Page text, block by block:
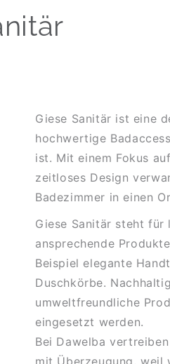
Giese Sanitär ist eine
hochwertige
ist. Mit einem Fokus
zeitloses Design
Badezimmer in einen
Giese Sanitär steht für
ansprechende
Beispiel elegante
Duschkörbe.
umweltfreundliche
eingesetzt werden.
Bei Dawelba